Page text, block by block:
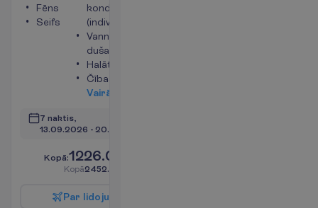
Fēns
Seifs
kondicionētājs
(individuālais)
Vanna vai
duša
Halāts
Čības
Vairā
7 naktis,
13.09.2026 - 20.09.2026
Kopā:1226.00
Kopā2452.00
Par lidoju